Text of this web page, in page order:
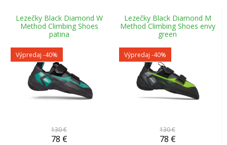
Lezečky Black Diamond W
Method Climbing Shoes
patina
Výpredaj -40%
130 €
78 €
Lezečky Black Diamond M
Method Climbing Shoes envy
green
Výpredaj -40%
130 €
78 €